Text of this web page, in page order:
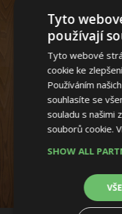
Tyto
používají
Tyto webové
cookie ke
Používáním
souhlasíte se
souladu s našimi
souborů cookie.
SHOW ALL